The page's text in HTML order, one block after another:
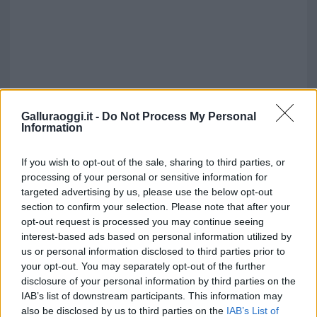
Galluraoggi.it - Do Not Process My Personal
Information
If you wish to opt-out of the sale, sharing to third parties, or
processing of your personal or sensitive information for
targeted advertising by us, please use the below opt-out
section to confirm your selection. Please note that after your
opt-out request is processed you may continue seeing
interest-based ads based on personal information utilized by
us or personal information disclosed to third parties prior to
your opt-out. You may separately opt-out of the further
disclosure of your personal information by third parties on the
IAB’s list of downstream participants. This information may
also be disclosed by us to third parties on the IAB’s List of
Vuoi rimuovere le pubblicità nazionali?